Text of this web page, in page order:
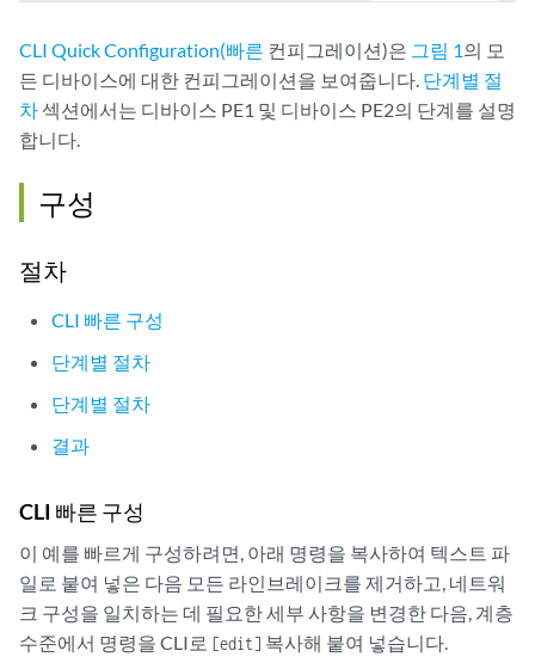
RN -- remote site not designated RM -- remote site ID not minimum
MM -- MTU mismatch               MI -- Mesh-Group ID not available
BK -- Backup connection          ST -- Standby connection
PF -- Profile parse failure      PB -- Profile busy
Legend for interface status
Dn -- down
  VPLS-id: 601
Neighbor                  Type  St     Time last up          #
CLI Quick Configuration(빠른 컨피그레이션)은 그림 1의 모
든 디바이스에 대한 컨피그레이션을 보여줍니다. 단계별 절
차섹션에서는 디바이스 PE1 및 디바이스 PE2의 단계를 설명
합니다.
구성
절차
CLI 빠른 구성
단계별 절차
단계별 절차
결과
CLI 빠른 구성
이 예를 빠르게 구성하려면, 아래 명령을 복사하여 텍스트 파
일로 붙여 넣은 다음 모든 라인브레이크를 제거하고, 네트워
크 구성을 일치하는 데 필요한 세부 사항을 변경한 다음, 계층
수준에서 명령을 CLI로 [edit] 복사해 붙여 넣습니다.